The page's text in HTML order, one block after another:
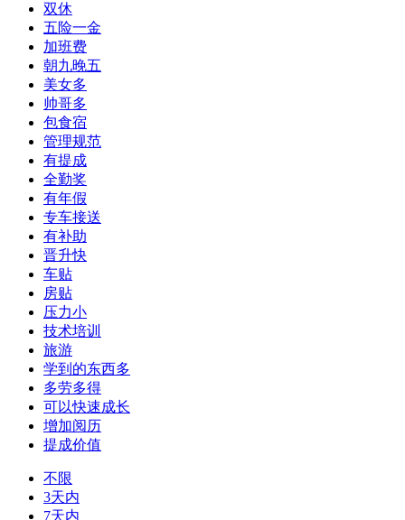
双休
五险一金
加班费
朝九晚五
美女多
帅哥多
包食宿
管理规范
有提成
全勤奖
有年假
专车接送
有补助
晋升快
车贴
房贴
压力小
技术培训
旅游
学到的东西多
多劳多得
可以快速成长
增加阅历
提成价值
不限
3天内
7天内